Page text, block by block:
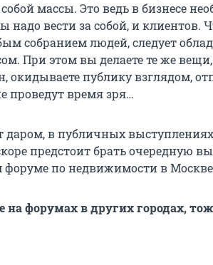
массы. Это ведь в бизнесе
вести за собой, и клиентов.
собранием людей, следует
При этом вы делаете те же
окидываете публику взглядом,
проведут время зря…
даром, в публичных
предстоит брать очередную
по недвижимости в
на форумах в других городах,